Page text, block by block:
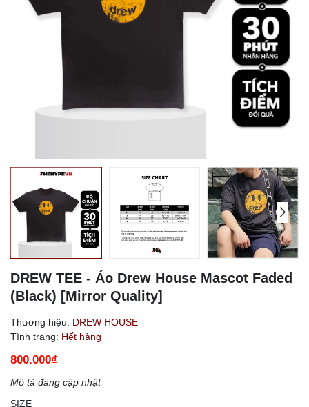
DREW TEE - Áo Drew House Mascot Faded
(Black) [Mirror Quality]
Thương hiệu: DREW HOUSE
Tình trạng: Hết hàng
800.000₫
Mô tả đang cập nhật
SIZE